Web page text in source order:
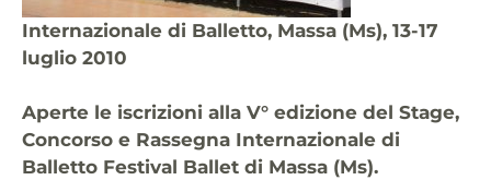
Internazionale di Balletto, Massa (Ms), 13-17
luglio 2010
Aperte le iscrizioni alla V° edizione del Stage,
Concorso e Rassegna Internazionale di
Balletto Festival Ballet di Massa (Ms).